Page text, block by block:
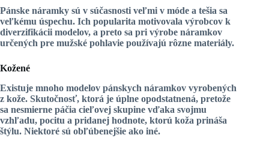
Pánske náramky sú v súčasnosti veľmi v móde a tešia sa
veľkému úspechu. Ich popularita motivovala výrobcov k
diverzifikácii modelov, a preto sa pri výrobe náramkov
určených pre mužské pohlavie používajú rôzne materiály.
Kožené
Existuje mnoho modelov pánskych náramkov vyrobených
z kože. Skutočnosť, ktorá je úplne opodstatnená, pretože
sa nesmierne páčia cieľovej skupine vďaka svojmu
vzhľadu, pocitu a pridanej hodnote, ktorú koža prináša
štýlu. Niektoré sú obľúbenejšie ako iné.